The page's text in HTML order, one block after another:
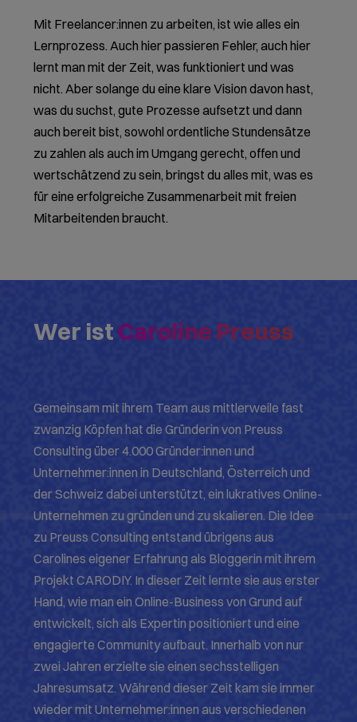
Mit Freelancer:innen zu arbeiten, ist wie alles ein
Lernprozess. Auch hier passieren Fehler, auch hier
lernt man mit der Zeit, was funktioniert und was
nicht. Aber solange du eine klare Vision davon hast,
was du suchst, gute Prozesse aufsetzt und dann
auch bereit bist, sowohl ordentliche Stundensätze
zu zahlen als auch im Umgang gerecht, offen und
wertschätzend zu sein, bringst du alles mit, was es
für eine erfolgreiche Zusammenarbeit mit freien
Mitarbeitenden braucht.
Wer istCaroline Preuss
Gemeinsam mit ihrem Team aus mittlerweile fast
zwanzig Köpfen hat die Gründerin von Preuss
Consulting über 4.000 Gründer:innen und
Unternehmer:innen in Deutschland, Österreich und
der Schweiz dabei unterstützt, ein lukratives Online-
Unternehmen zu gründen und zu skalieren. Die Idee
zu Preuss Consulting entstand übrigens aus
Carolines eigener Erfahrung als Bloggerin mit ihrem
Projekt CARODIY. In dieser Zeit lernte sie aus erster
Hand, wie man ein Online-Business von Grund auf
entwickelt, sich als Expertin positioniert und eine
engagierte Community aufbaut. Innerhalb von nur
zwei Jahren erzielte sie einen sechsstelligen
Jahresumsatz. Während dieser Zeit kam sie immer
wieder mit Unternehmer:innen aus verschiedenen